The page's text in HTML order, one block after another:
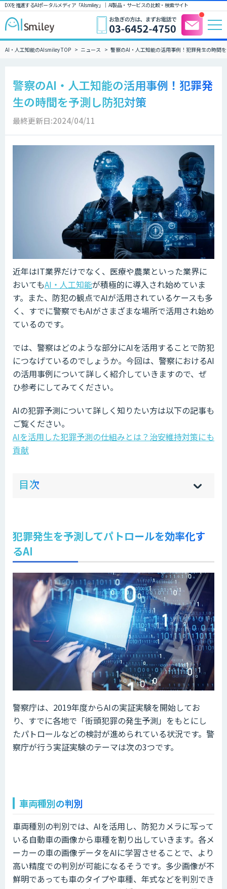
DXを推進するAIポータルメディア「AIsmiley」｜ AI製品・サービスの比較・検索サイト
AI・人工知能のAIsmiley TOP ニュース 警察のAI・人工知能の活用事例！犯罪発生の時間
警察のAI・人工知能の活用事例！犯罪発
生の時間を予測し防犯対策
最終更新日:2024/04/11
近年はIT業界だけでなく、医療や農業といった業界に
おいてもAI・人工知能が積極的に導入され始めていま
す。また、防犯の観点でAIが活用されているケースも多
く、すでに警察でもAIがさまざまな場所で活用され始め
ているのです。
では、警察はどのような部分にAIを活用することで防犯
につなげているのでしょうか。今回は、警察におけるAI
の活用事例について詳しく紹介していきますので、ぜ
ひ参考にしてみてください。
AIの犯罪予測について詳しく知りたい方は以下の記事も
ご覧ください。
AIを活用した犯罪予測の仕組みとは？治安維持対策にも
貢献
目次 hi
]
sh
]
犯罪発生を予測してパトロールを効率化す
るAI
警察庁は、2019年度からAIの実証実験を開始してお
り、すでに各地で「街頭犯罪の発生予測」をもとにし
たパトロールなどの検討が進められている状況です。警
察庁が行う実証実験のテーマは次の3つです。
車両種別の判別
車両種別の判別では、AIを活用し、防犯カメラに写って
いる自動車の画像から車種を割り出していきます。各メ
ーカーの車の画像データをAIに学習させることで、より
高い精度での判別が可能になるそうです。多少画像が不
鮮明であっても車のタイプや車種、年式などを判別でき